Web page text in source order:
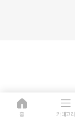
홈 카테고리